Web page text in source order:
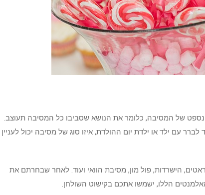
של המסיבה, כלומר את הנושא שסביבו כל המסיבה תעוצב.
עם ילד או ילדת יום ההולדת, איזו סוג של מסיבה יכול לעניין
הישרדות, פול מון, מסיבת הוואי ועוד. לאחר שבחרתם את
הללו, ישמשו אתכם בקישוט השולחן.